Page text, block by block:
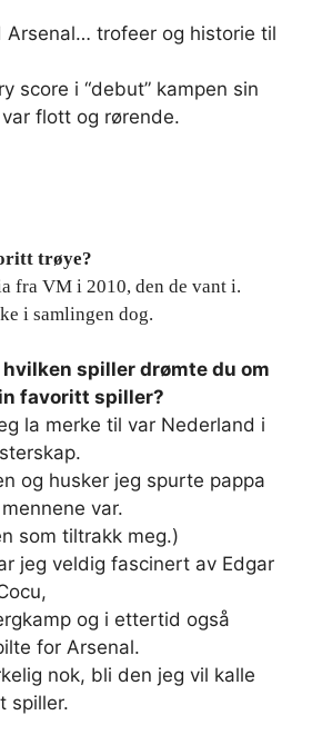
Arsenal… trofeer og historie til
score i “debut” kampen sin
flott og rørende.
trøye?
fra VM i 2010, den de vant i.
i samlingen dog.
hvilken spiller drømte du om
favoritt spiller?
la merke til var Nederland i
og husker jeg spurte pappa
var.
som tiltrakk meg.)
jeg veldig fascinert av Edgar
og i ettertid også
for Arsenal.
nok, bli den jeg vil kalle
spiller.